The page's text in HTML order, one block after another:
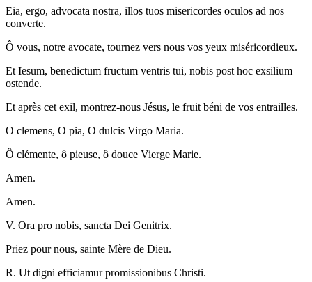
Eia, ergo, advocata nostra, illos tuos misericordes oculos ad nos
converte.
Ô vous, notre avocate, tournez vers nous vos yeux miséricordieux.
Et Iesum, benedictum fructum ventris tui, nobis post hoc exsilium
ostende.
Et après cet exil, montrez-nous Jésus, le fruit béni de vos entrailles.
O clemens, O pia, O dulcis Virgo Maria.
Ô clémente, ô pieuse, ô douce Vierge Marie.
Amen.
Amen.
V. Ora pro nobis, sancta Dei Genitrix.
Priez pour nous, sainte Mère de Dieu.
R. Ut digni efficiamur promissionibus Christi.